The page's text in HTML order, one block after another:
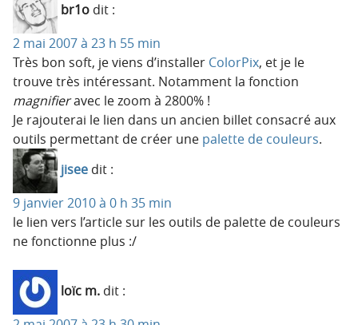
br1o dit :
2 mai 2007 à 23 h 55 min
Très bon soft, je viens d’installer ColorPix, et je le
trouve très intéressant. Notamment la fonction
magnifieravec le zoom à 2800% !
Je rajouterai le lien dans un ancien billet consacré aux
outils permettant de créer une palette de couleurs.
jisee dit :
9 janvier 2010 à 0 h 35 min
le lien vers l’article sur les outils de palette de couleurs
ne fonctionne plus :/
loïc m. dit :